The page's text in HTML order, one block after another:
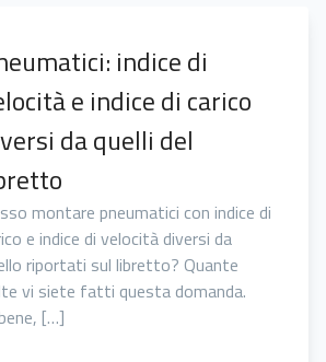
indice di
e indice di carico
da quelli del
montare pneumatici con indice di
e indice di velocità diversi da
riportati sul libretto? Quante
vi siete fatti questa domanda.
[…]